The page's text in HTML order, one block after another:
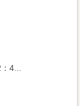
4...